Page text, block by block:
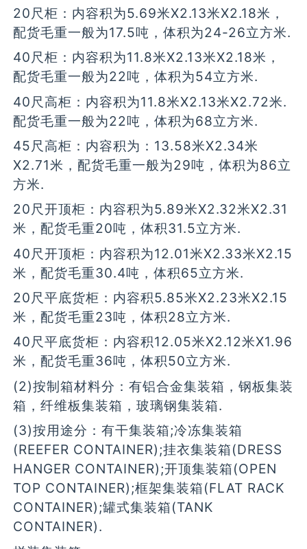
20尺柜：内容积为5.69米X2.13米X2.18米，
配货毛重一般为17.5吨，体积为24-26立方米.
40尺柜：内容积为11.8米X2.13米X2.18米，
配货毛重一般为22吨，体积为54立方米.
40尺高柜：内容积为11.8米X2.13米X2.72米.
配货毛重一般为22吨，体积为68立方米.
45尺高柜：内容积为：13.58米X2.34米
X2.71米，配货毛重一般为29吨，体积为86立
方米.
20尺开顶柜：内容积为5.89米X2.32米X2.31
米，配货毛重20吨，体积31.5立方米.
40尺开顶柜：内容积为12.01米X2.33米X2.15
米，配货毛重30.4吨，体积65立方米.
20尺平底货柜：内容积5.85米X2.23米X2.15
米，配货毛重23吨，体积28立方米.
40尺平底货柜：内容积12.05米X2.12米X1.96
米，配货毛重36吨，体积50立方米.
(2)按制箱材料分：有铝合金集装箱，钢板集装
箱，纤维板集装箱，玻璃钢集装箱.
(3)按用途分：有干集装箱;冷冻集装箱
(REEFER CONTAINER);挂衣集装箱(DRESS
HANGER CONTAINER);开顶集装箱(OPEN
TOP CONTAINER);框架集装箱(FLAT RACK
CONTAINER);罐式集装箱(TANK
CONTAINER).